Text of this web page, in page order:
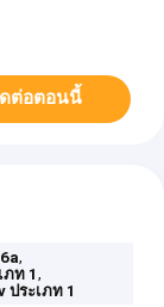
ต่อตอนนี้
,
ภท 1,
ประเภท 1